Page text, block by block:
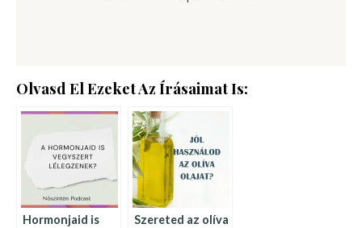
Olvasd El Ezeket Az Írásaimat Is:
Hormonjaid is
Szereted az olíva